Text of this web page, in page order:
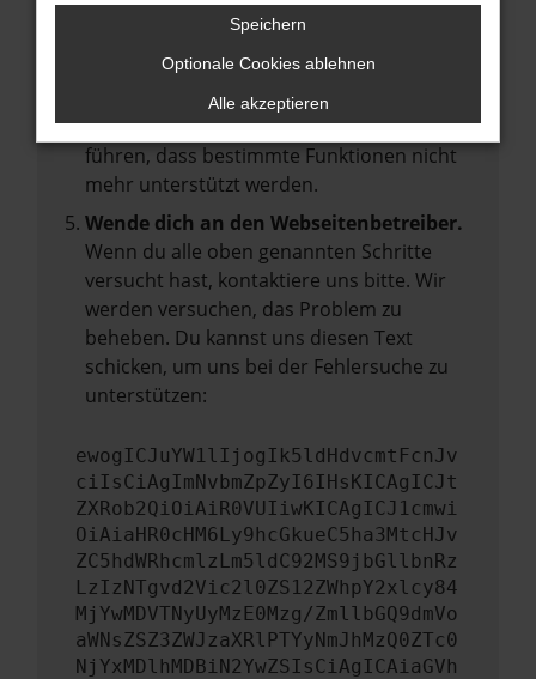
Stelle sicher, dass dein Browser und dein
Betriebssystem auf dem neuesten Stand
Veraltete Software birgt nicht nur ein
Sicherheitsrisiko, sondern kann auch dazu
führen, dass bestimmte Funktionen nicht
mehr unterstützt werden.
Wende dich an den Webseitenbetreiber.
Wenn du alle oben genannten Schritte
versucht hast, kontaktiere uns bitte. Wir
werden versuchen, das Problem zu
beheben. Du kannst uns diesen Text
schicken, um uns bei der Fehlersuche zu
unterstützen:
ewogICJuYW1lIjogIk5ldHdvcmtFcnJv
ciIsCiAgImNvbmZpZyI6IHsKICAgICJt
ZXRob2QiOiAiR0VUIiwKICAgICJ1cmwi
OiAiaHR0cHM6Ly9hcGkueC5ha3MtcHJv
ZC5hdWRhcmlzLm5ldC92MS9jbGllbnRz
LzIzNTgvd2Vic2l0ZS12ZWhpY2xlcy84
MjYwMDVTNyUyMzE0Mzg/ZmllbGQ9dmVo
aWNsZSZ3ZWJzaXRlPTYyNmJhMzQ0ZTc0
NjYxMDlhMDBiN2YwZSIsCiAgICAiaGVh
Speichern
Optionale Cookies ablehnen
Alle akzeptieren